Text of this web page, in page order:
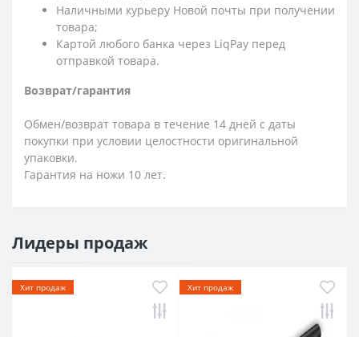
Наличными курьеру Новой почты при получении
товара;
Картой любого банка через LiqPay перед
отправкой товара.
Возврат/гарантия
Обмен/возврат товара в течение 14 дней с даты
покупки при условии целостности оригинальной
упаковки.
Гарантия на ножи 10 лет.
Лидеры продаж
Хит продаж Хит продаж